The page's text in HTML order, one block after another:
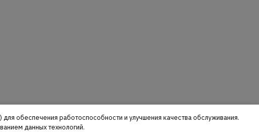
обеспечения работоспособности и улучшения качества обслуживания.
данных технологий.